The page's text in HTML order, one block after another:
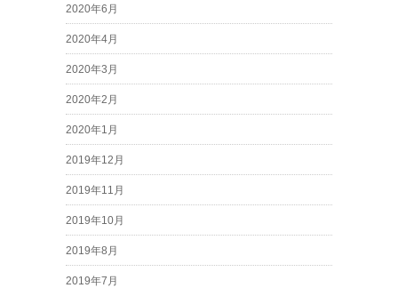
2020年6月
2020年4月
2020年3月
2020年2月
2020年1月
2019年12月
2019年11月
2019年10月
2019年8月
2019年7月